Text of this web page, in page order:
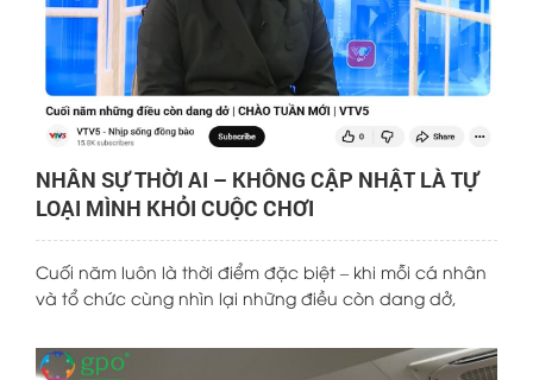
NHÂN SỰ THỜI AI – KHÔNG CẬP NHẬT LÀ TỰ
LOẠI MÌNH KHỎI CUỘC CHƠI
Cuối năm luôn là thời điểm đặc biệt – khi mỗi cá nhân
và tổ chức cùng nhìn lại những điều còn dang dở,
đầu mới. Trong cuộc trò chuyện gần đây với kênh VTV5